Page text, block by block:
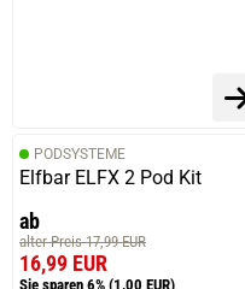
PODSYSTEME
Elfbar ELFX 2 Pod Kit
ab
alter Preis 17,99 EUR
16,99 EUR
Sie sparen 6% (1,00 EUR)